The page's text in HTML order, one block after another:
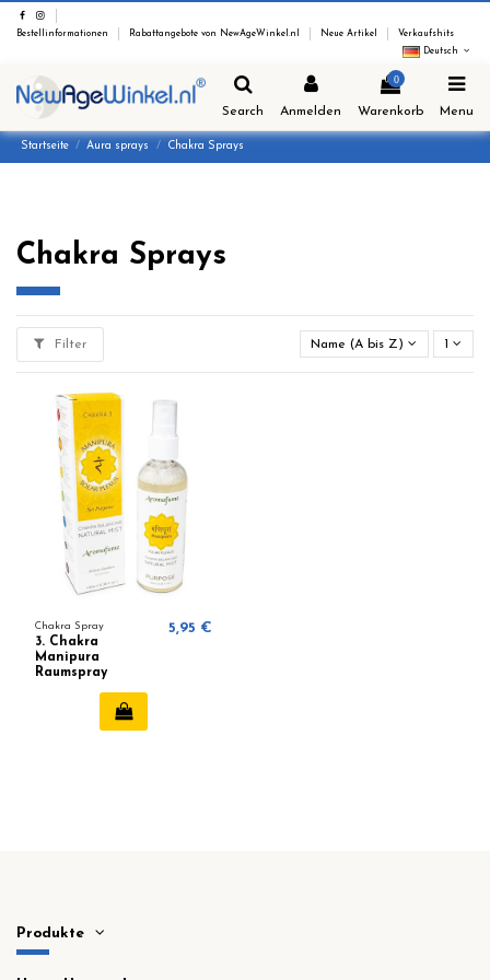
Bestellinformationen Rabattangebote von NewAgeWinkel.nl Neue Artikel
Verkaufshits
Deutsch
Search Anmelden
0
Warenkorb Menu
Startseite Aura sprays Chakra Sprays
Chakra Sprays
Filter Name (A bis Z) 1
Chakra Spray
3. Chakra
Manipura
Raumspray
5,95 €
Produkte